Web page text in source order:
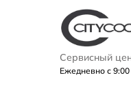
Сервисный
Ежедневно с